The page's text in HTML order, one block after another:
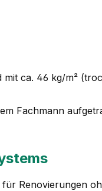
ca. 46 kg/m²
Fachmann
Renovierungen